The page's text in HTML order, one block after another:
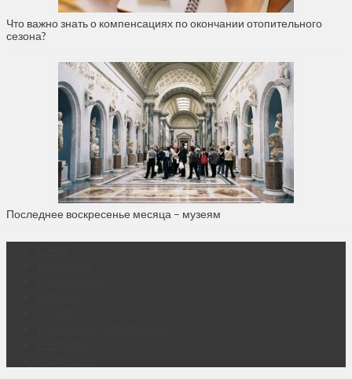
Что важно знать о компенсациях по окончании отопительного
сезона?
Последнее воскресенье месяца – музеям